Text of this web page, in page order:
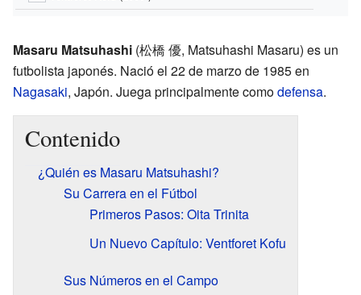
Masaru Matsuhashi (松橋 優, Matsuhashi Masaru) es un
futbolista japonés. Nació el 22 de marzo de 1985 en
Nagasaki, Japón. Juega principalmente comodefensa.
Contenido
¿Quién es Masaru Matsuhashi?
Su Carrera en el Fútbol
Primeros Pasos: Oita Trinita
Un Nuevo Capítulo: Ventforet Kofu
Sus Números en el Campo